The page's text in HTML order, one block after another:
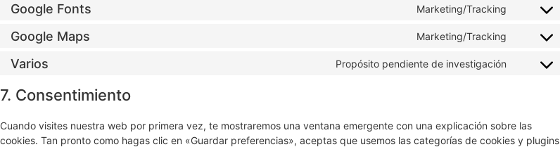
Google Fonts Marketing/Tracking
Google Maps Marketing/Tracking
Varios Propósito pendiente de investigación
7. Consentimiento
Cuando visites nuestra web por primera vez, te mostraremos una ventana emergente con una explicación sobre las
cookies. Tan pronto como hagas clic en «Guardar preferencias», aceptas que usemos las categorías de cookies y plugins